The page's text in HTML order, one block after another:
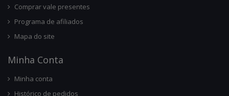
Comprar vale presentes
Programa de afiliados
Mapa do site
Minha Conta
Minha conta
Histórico de pedidos